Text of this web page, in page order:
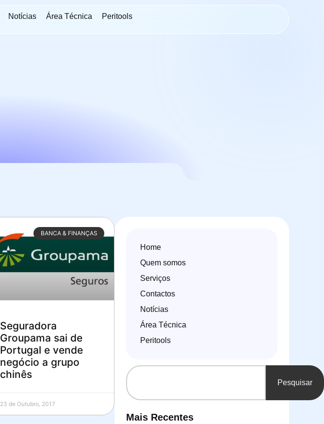
Notícias Área Técnica Peritools
BANCA & FINANÇAS
Seguradora
Groupama sai de
Portugal e vende
negócio a grupo
chinês
23 de Outubro, 2017
Home
Quem somos
Serviços
Contactos
Notícias
Área Técnica
Peritools
Pesquisar
Mais Recentes